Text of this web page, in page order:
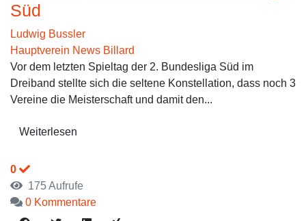
Süd
Ludwig Bussler
Hauptverein News Billard
Vor dem letzten Spieltag der 2. Bundesliga Süd im
Dreiband stellte sich die seltene Konstellation, dass noch 3
Vereine die Meisterschaft und damit den...
Weiterlesen
0
175 Aufrufe
0 Kommentare